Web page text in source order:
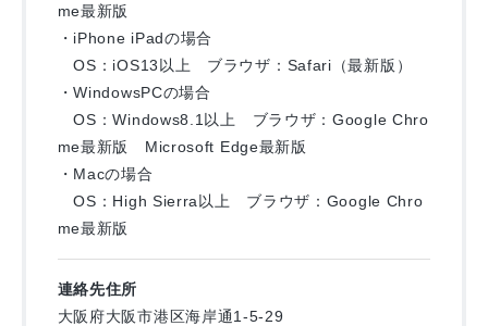
me最新版
・iPhone iPadの場合
OS：iOS13以上 ブラウザ：Safari（最新版）
・WindowsPCの場合
OS：Windows8.1以上 ブラウザ：Google Chro
me最新版 Microsoft Edge最新版
・Macの場合
OS：High Sierra以上 ブラウザ：Google Chro
me最新版
連絡先住所
大阪府大阪市港区海岸通1-5-29